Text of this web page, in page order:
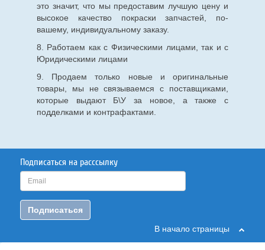
это значит, что мы предоставим лучшую цену и
высокое качество покраски запчастей, по-
вашему, индивидуальному заказу.
8. Работаем как с Физическими лицами, так и с
Юридическими лицами
9. Продаем только новые и оригинальные
товары, мы не связываемся с поставщиками,
которые выдают Б\У за новое, а также с
подделками и контрафактами.
Подписаться на расссылку
Подписаться
В начало страницы